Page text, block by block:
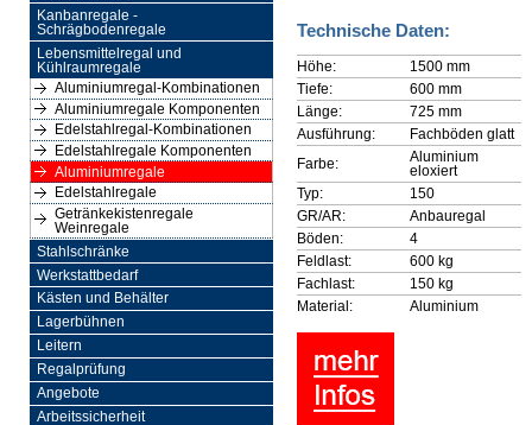
Kanbanregale -
Schrägbodenregale
Lebensmittelregal und
Kühlraumregale
Aluminiumregal-Kombinationen
Aluminiumregale Komponenten
Edelstahlregal-Kombinationen
Edelstahlregale Komponenten
Aluminiumregale
Edelstahlregale
Getränkekistenregale
Weinregale
Stahlschränke
Werkstattbedarf
Kästen und Behälter
Lagerbühnen
Leitern
Regalprüfung
Angebote
Arbeitssicherheit
Technische Daten:
Höhe:
1500 mm
Tiefe:
600 mm
Länge:
725 mm
Ausführung:
Fachböden glatt
Farbe:
Aluminium
eloxiert
Typ:
150
GR/AR:
Anbauregal
Böden:
4
Feldlast:
600 kg
Fachlast:
150 kg
Material:
Aluminium